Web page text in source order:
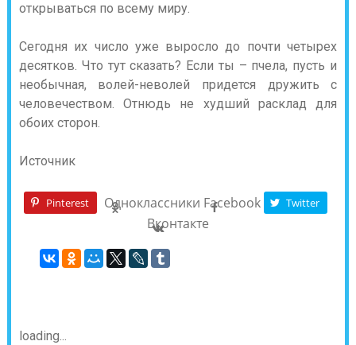
открываться по всему миру.
Сегодня их число уже выросло до почти четырех
десятков. Что тут сказать? Если ты – пчела, пусть и
необычная, волей-неволей придется дружить с
человечеством. Отнюдь не худший расклад для
обоих сторон.
Источник
Pinterest Одноклассники Facebook Twitter
Вконтакте
loading...